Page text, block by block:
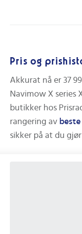
Pris og
Akkurat nå er 37
Navimow X series
butikker hos
rangering av beste
sikker på at du